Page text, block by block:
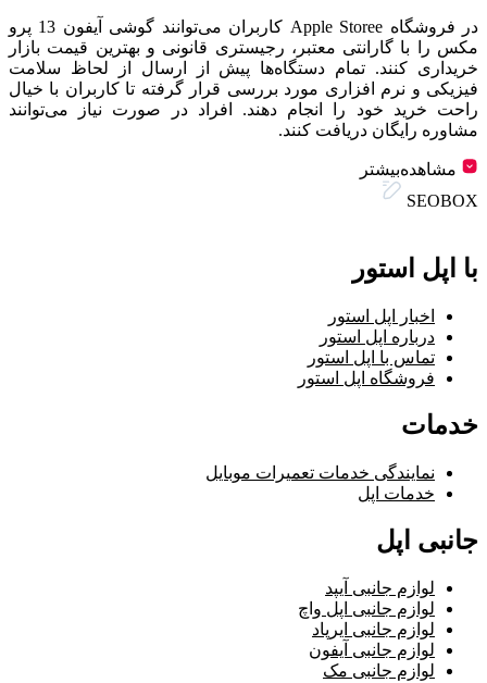
در فروشگاه Apple Storee کاربران می‌توانند گوشی آیفون 13 پرو
مکس را با گارانتی معتبر، رجیستری قانونی و بهترین قیمت بازار
خریداری کنند. تمام دستگاه‌ها پیش از ارسال از لحاظ سلامت
فیزیکی و نرم افزاری مورد بررسی قرار گرفته تا کاربران با خیال
راحت خرید خود را انجام دهند. افراد در صورت نیاز می‌توانند
مشاوره رایگان دریافت کنند.
مشاهده‌بیشتر
SEOBOX
با اپل استور
اخبار اپل استور
درباره اپل استور
تماس با اپل استور
فروشگاه اپل استور
خدمات
نمایندگی خدمات تعمیرات موبایل
خدمات اپل
جانبی اپل
لوازم جانبی آیپد
لوازم جانبی اپل واچ
لوازم جانبی ایرپاد
لوازم جانبی آیفون
لوازم جانبی مک